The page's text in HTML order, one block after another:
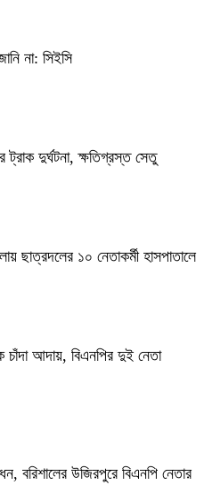
না: সিইসি
ট্রাক দুর্ঘটনা, ক্ষতিগ্রস্ত সেতু
ছাত্রদলের ১০ নেতাকর্মী হাসপাতালে
চাঁদা আদায়, বিএনপির দুই নেতা
বরিশালের উজিরপুরে বিএনপি নেতার